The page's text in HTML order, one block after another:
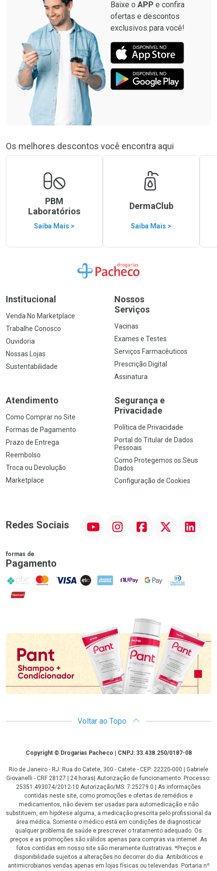
Baixe o APP e confira
ofertas e descontos
exclusivos para você!
Os melhores descontos você encontra aqui
PBM
Laboratórios
Saiba Mais >
DermaClub
Saiba Mais >
Ir para a Home
Institucional
Venda No Marketplace
Trabalhe Conosco
Ouvidoria
Nossas Lojas
Sustentabilidade
Nossos
Serviços
Vacinas
Exames e Testes
Serviços Farmacêuticos
Prescrição Digital
Assinatura
Atendimento
Como Comprar no Site
Formas de Pagamento
Prazo de Entrega
Reembolso
Troca ou Devolução
Marketplace
Segurança e
Privacidade
Política de Privacidade
Portal do Titular de Dados
Pessoais
Como Protegemos os Seus
Dados
Configuração de Cookies
Redes Sociais InstagramFacebookTwitter Linkedin
formas de
Pagamento
PIX MasterCard
VISA ELO AMEX NuPay Google PayDiners Club
Hipercard
Promoção em Destaque
Voltar ao Topo
CopyrightCopyright © Drogarias Pacheco | CNPJ: 33.438.250/0187-08
Rio de Janeiro - RJ: Rua do Catete, 300 - Catete - CEP: 22220-000 | Gabriele
Giovanelli - CRF 28127 | 24 horas| Autorização de funcionamento: Processo:
25351.493074/2012-10 Autorização/MS: 7.25279.0 | As informações
contidas neste site, como promoções e ofertas de remédios e
medicamentos, não devem ser usadas para automedicação e não
substituem, em hipótese alguma, a medicação prescrita pelo profissional da
área médica. Somente o médico está em condições de diagnosticar
qualquer problema de saúde e prescrever o tratamento adequado. Os
preços e as promoções são válidos apenas para compras via internet. As
fotos contidas em nosso site são meramente ilustrativas. *Preços e
disponibilidade sujeitos a alterações no decorrer do dia. Antibióticos e
antimicrobianos vendas apenas em lojas físicas ou televendas. Portaria nº